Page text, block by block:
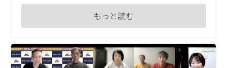
もっと読む